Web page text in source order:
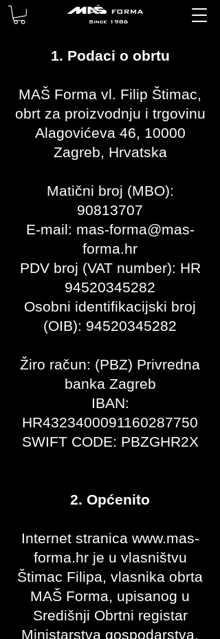
1. Podaci o obrtu
MAŠ Forma vl. Filip Štimac,
obrt za proizvodnju i trgovinu
Alagovićeva 46, 10000
Zagreb, Hrvatska
Matični broj (MBO):
90813707
E-mail: mas-forma@mas-
forma.hr
PDV broj (VAT number): HR
94520345282
Osobni identifikacijski broj
(OIB): 94520345282
Žiro račun: (PBZ) Privredna
banka Zagreb
IBAN:
HR4323400091160287750
SWIFT CODE: PBZGHR2X
2. Općenito
Internet stranica www.mas-
forma.hrje u vlasništvu
Štimac Filipa, vlasnika obrta
MAŠ Forma, upisanog u
Središnji Obrtni registar
Ministarstva gospodarstva,